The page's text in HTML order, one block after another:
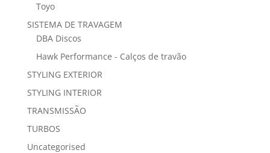
Toyo
SISTEMA DE TRAVAGEM
DBA Discos
Hawk Performance - Calços de travão
STYLING EXTERIOR
STYLING INTERIOR
TRANSMISSÃO
TURBOS
Uncategorised